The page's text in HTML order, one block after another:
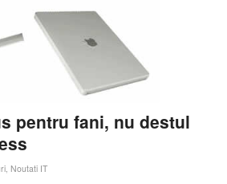
pentru fani, nu destul
, Noutati IT